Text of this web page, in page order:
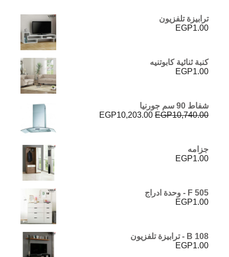
ترابيزة تلفزيون
EGP1.00
كنبة ثنائية كابوتنيه
EGP1.00
شفاط 90 سم جورنيا
EGP10,740.00
السعر
EGP10,203.00
جزامه
EGP1.00
F 505 - وحدة ادراج
EGP1.00
B 108 - ترابيزة تلفزيون
EGP1.00